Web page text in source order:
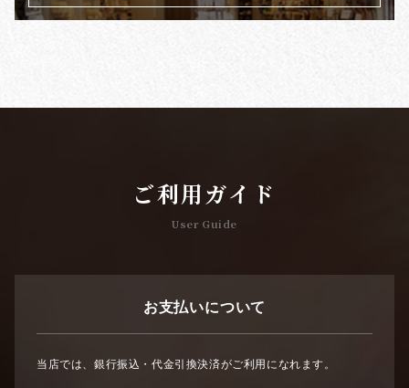
ご利用ガイド
User Guide
お支払いについて
当店では、銀行振込・代金引換決済がご利用になれます。